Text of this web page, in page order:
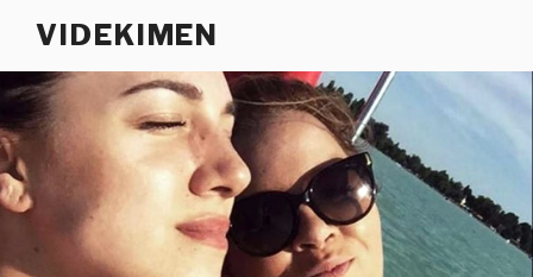
VIDEKIMEN